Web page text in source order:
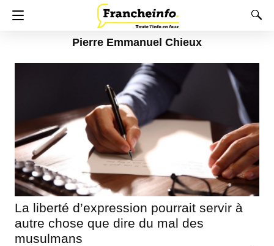
Pierre Emmanuel Chieux
La liberté d’expression pourrait servir à
autre chose que dire du mal des
musulmans